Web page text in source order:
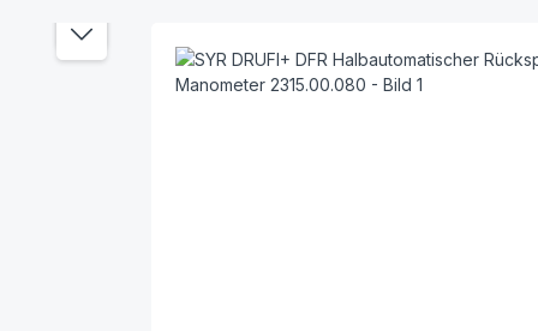
Bildergalerie überspringen